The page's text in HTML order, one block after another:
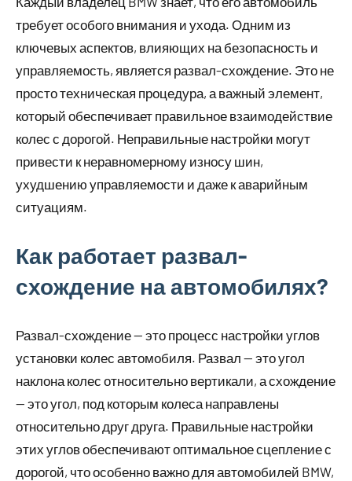
требует особого внимания и ухода. Одним из
ключевых аспектов, влияющих на безопасность и
управляемость, является развал-схождение. Это не
просто техническая процедура, а важный элемент,
который обеспечивает правильное взаимодействие
колес с дорогой. Неправильные настройки могут
привести к неравномерному износу шин,
ухудшению управляемости и даже к аварийным
ситуациям.
Как работает развал-
схождение на автомобилях?
Развал-схождение — это процесс настройки углов
установки колес автомобиля. Развал — это угол
наклона колес относительно вертикали, а схождение
— это угол, под которым колеса направлены
относительно друг друга. Правильные настройки
этих углов обеспечивают оптимальное сцепление с
дорогой, что особенно важно для автомобилей BMW,